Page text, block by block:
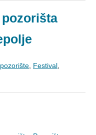
Festival